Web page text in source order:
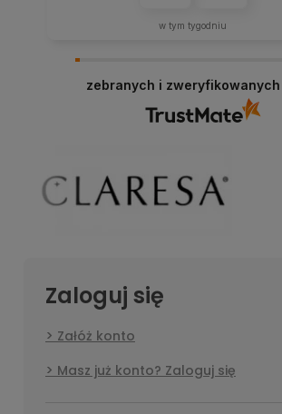
w tym tygodniu
zebranych i
Zaloguj się
Załóż konto
Masz już konto? Zaloguj się